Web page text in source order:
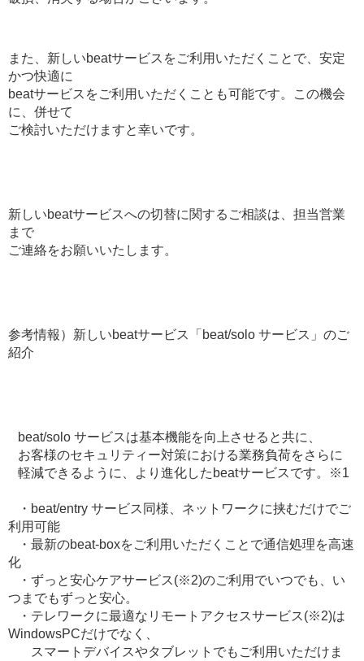
また、新しいbeatサービスをご利用いただくことで、安定
かつ快適に
beatサービスをご利用いただくことも可能です。この機会
に、併せて
ご検討いただけますと幸いです。
新しいbeatサービスへの切替に関するご相談は、担当営業
まで
ご連絡をお願いいたします。
参考情報）新しいbeatサービス「beat/solo サービス」のご
紹介
beat/solo サービスは基本機能を向上させると共に、
お客様のセキュリティー対策における業務負荷をさらに
軽減できるように、より進化したbeatサービスです。※1
・beat/entry サービス同様、ネットワークに挟むだけでご
利用可能
・最新のbeat-boxをご利用いただくことで通信処理を高速
化
・ずっと安心ケアサービス(※2)のご利用でいつでも、い
つまでもずっと安心。
・テレワークに最適なリモートアクセスサービス(※2)は
WindowsPCだけでなく、
スマートデバイスやタブレットでもご利用いただけま